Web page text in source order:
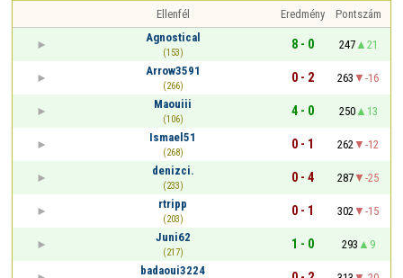
Ellenfél Eredmény
Pontszám
Agnostical
(153)
8 - 0 247
21
Arrow3591
(266)
0 - 2 263
-16
Maouiii
(106)
4 - 0 250
13
Ismael51
(268)
0 - 1 262
-12
denizci.
(233)
0 - 4 287
-25
rtripp
(203)
0 - 1 302
-15
Juni62
(217)
1 - 0 293
9
badaoui3224